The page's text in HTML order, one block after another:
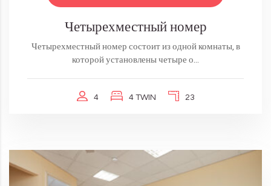
Четырехместный номер
Четырехместный номер состоит из одной комнаты, в
которой установлены четыре о...
4 4 TWIN 23